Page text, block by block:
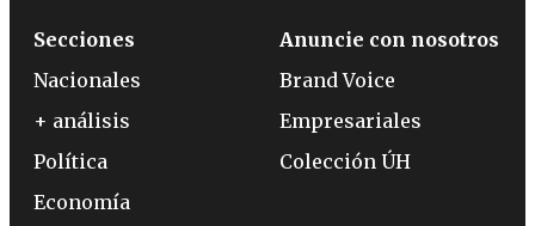
Secciones
Nacionales
+ análisis
Política
Economía
Anuncie con nosotros
Brand Voice
Empresariales
Colección ÚH